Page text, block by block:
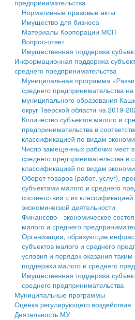
Государственные услуги
Промышленность и АПК
Экономика и бизнес
...
Символика
Устав
Гостям округа
Туризм
Культура
Образование
Здравоохранение
Социальная защита
Фотоальбом
муниципального округа Тверской
Администрация Кашинского
Тверской области
Управление сельскими территориями
Открытые данные
Работа с обращениями граждан
Муниципальный контроль
Муниципальные услуги
Проекты административных
Антимонопольный комплаенс
Противодействие коррупции
Финансовое управление
Бюджет для граждан
Имущество
Выявление правообладателей
объектов недвижимости
Имущественная поддержка
среднего предпринимательства
Информационная поддержка
среднего предпринимательства
Муниципальные программы
Контрольно-счетная палата
Персональные данные
Оценка регулирующего
Деятельность МУ
Нормативы градостроительного
Правила землепользования и
предпринимательства
Нормативные правовые акты
Имущество для бизнеса
Материалы Корпорации МСП
Вопрос-ответ
Имущественная поддержка
Информационная поддержка
среднего предпринимательства
Муниципальная программа
среднего предпринимательства
муниципального образования
округ Тверской области на 2019-
Количество субъектов малого и
предпринимательства в
классификацией по видам
Число замещенных рабочих мест
среднего предпринимательства в
классификацией по видам
Оборот товаров (работ, услуг),
субъектами малого и среднего
соответствии с их
экономической деятельности
Финансово - экономическое
малого и среднего
Организации, образующие
субъектов малого и среднего
условия и порядок оказания
поддержки малого и среднего
Имущественная поддержка
среднего предпринимательства
Муниципальные программы
Оценка регулирующего воздействия
Деятельность МУ